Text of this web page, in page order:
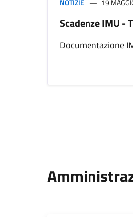
NOTIZIE 19
Scadenze IMU -
Documentazione